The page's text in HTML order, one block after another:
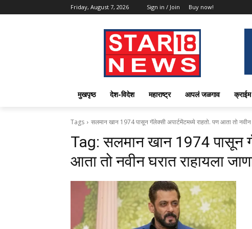
Friday, August 7, 2026 Sign in / Join Buy now!
मुखपृष्ठ देश-विदेश महाराष्ट्र आपलं जळगाव
Tags सलमान खान 1974 पासून गॅलेक्सी अपार्टमेंटमध्ये राहतो. पण आता तो नवीन
Tag:सलमान खान 1974 पासून
आता तो नवीन घरात राहायला